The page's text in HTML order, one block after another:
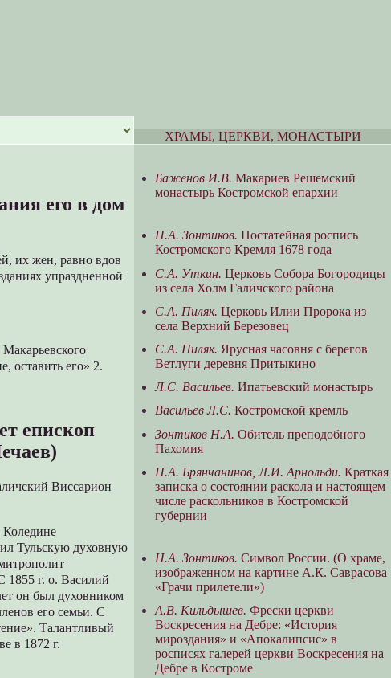
его в дом
их жен, равно вдов
упраздненной
оставить его» 2.
епископ
Виссарион
Коледине
Тульскую духовную
1855 г. о. Василий
он был духовником
его семьи. С
Талантливый
в 1872 г.
ХРАМЫ, ЦЕРКВИ, МОНАСТЫРИ
Баженов И.В. Макариев Решемский
монастырь Костромской епархии
Н.А. Зонтиков. Постатейная роспись
Костромского Кремля 1678 года
С.А. Уткин. Церковь Собора Богородицы
из села Холм Галичского района
С.А. Пиляк. Церковь Илии Пророка из
села Верхний Березовец
С.А. Пиляк. Ярусная часовня с берегов
Ветлуги деревня Притыкино
Л.С. Васильев. Ипатьевский монастырь
Васильев Л.С. Костромской кремль
Зонтиков Н.А. Обитель преподобного
Пахомия
П.А. Брянчанинов, Л.И. Арнольди. Краткая
записка о состоянии раскола и настоящем
числе раскольников в Костромской
губернии
Н.А. Зонтиков. Символ России. (О храме,
изображенном на картине А.К. Саврасова
«Грачи прилетели»)
А.В. Кильдышев. Фрески церкви
Воскресения на Дебре: «История
мироздания» и «Апокалипсис» в
росписях галерей церкви Воскресения на
Дебре в Костроме